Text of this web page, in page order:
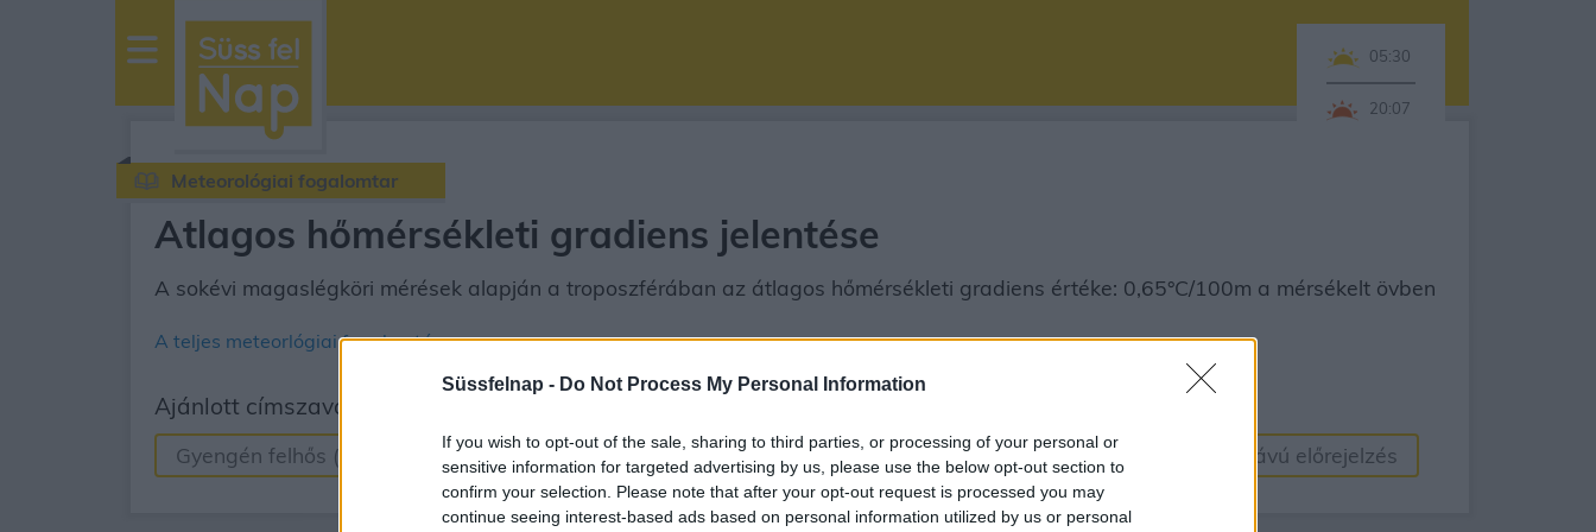
Süssfelnap - Do Not Process My Personal Information
If you wish to opt-out of the sale, sharing to third parties, or processing of your personal or
sensitive information for targeted advertising by us, please use the below opt-out section to
confirm your selection. Please note that after your opt-out request is processed you may
continue seeing interest-based ads based on personal information utilized by us or personal
sussfelnap.hu
időjárás
05:30
20:07
Meteorológiai fogalomtar
Átlagos hőmérsékleti gradiens jelentése
A sokévi magaslégköri mérések alapján a troposzférában az átlagos hőmérsékleti gradiens értéke: 0,65°C/100m a mérsékelt övben
A teljes meteorlógiai fogalomtár
Ajánlott címszavak
Gyengén felhős (2-3 okta, FEW) Egyensúlyi helyzetek Szitálás Első hold negyed Hosszú távú előrejelzés